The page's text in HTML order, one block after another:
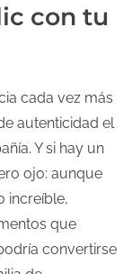
con tu
cada vez más
autenticidad el
Y si hay un
ojo: aunque
increíble,
que
convertirse